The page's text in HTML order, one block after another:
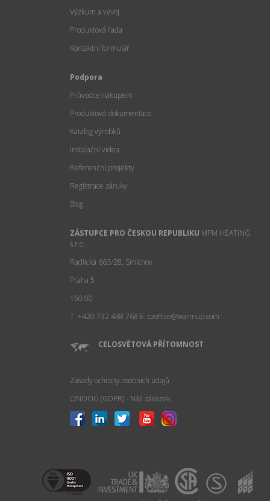
Výzkum a vývoj
Produktová řada
Kontaktní formulář
Podpora
Průvodce nákupem
Produktová dokumentace
Katalog výrobků
Instalační videa
Referenční projekty
Registrace záruky
Blog
ZÁSTUPCE PRO ČESKOU REPUBLIKU MPM HEATING
s.r.o.
Radlická 663/28, Smíchov
Praha 5
150 00
T: +420 732 438 768 E: czoffice@warmup.com
CELOSVĚTOVÁ PŘÍTOMNOST
Zásady ochrany osobních údajů
ONOOÚ (GDPR) - Náš závazek